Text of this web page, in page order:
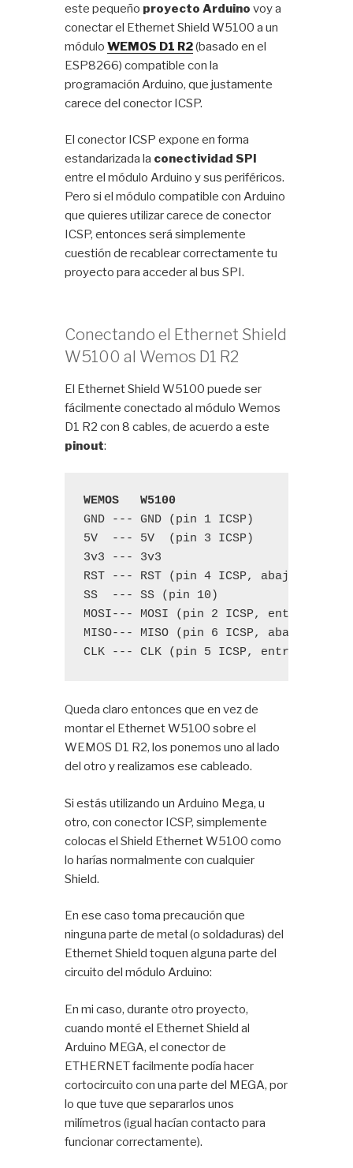
este pequeño proyecto Arduino voy a
conectar el Ethernet Shield W5100 a un
móduloWEMOS D1 R2(basado en el
ESP8266) compatible con la
programación Arduino, que justamente
carece del conector ICSP.
El conector ICSP expone en forma
estandarizada la conectividad SPI
entre el módulo Arduino y sus periféricos.
Pero si el módulo compatible con Arduino
que quieres utilizar carece de conector
ICSP, entonces será simplemente
cuestión de recablear correctamente tu
proyecto para acceder al bus SPI.
Conectando el Ethernet Shield
W5100 al Wemos D1 R2
El Ethernet Shield W5100 puede ser
fácilmente conectado al módulo Wemos
D1 R2 con 8 cables, de acuerdo a este
pinout:
WEMOS   W5100
GND --- GND (pin 1 ICSP)
5V  --- 5V  (pin 3 ICSP)
3v3 --- 3v3
RST --- RST (pin 4 ICSP, abajo del
SS  --- SS (pin 10)
MOSI--- MOSI (pin 2 ICSP, entre 5V y
MISO--- MISO (pin 6 ICSP, abajo 5V)
CLK --- CLK (pin 5 ICSP, entre MISO y
Queda claro entonces que en vez de
montar el Ethernet W5100 sobre el
WEMOS D1 R2, los ponemos uno al lado
del otro y realizamos ese cableado.
Si estás utilizando un Arduino Mega, u
otro, con conector ICSP, simplemente
colocas el Shield Ethernet W5100 como
lo harías normalmente con cualquier
Shield.
En ese caso toma precaución que
ninguna parte de metal (o soldaduras) del
Ethernet Shield toquen alguna parte del
circuito del módulo Arduino:
En mi caso, durante otro proyecto,
cuando monté el Ethernet Shield al
Arduino MEGA, el conector de
ETHERNET facilmente podía hacer
cortocircuito con una parte del MEGA, por
lo que tuve que separarlos unos
milímetros (igual hacían contacto para
funcionar correctamente).